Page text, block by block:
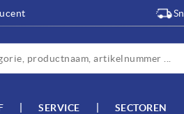
SERVICE SECTOREN